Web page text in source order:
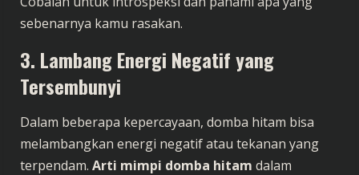
sebenarnya kamu rasakan.
3. Lambang Energi Negatif yang
Tersembunyi
Dalam beberapa kepercayaan, domba hitam bisa
melambangkan energi negatif atau tekanan yang
terpendam. Arti mimpi domba hitam dalam